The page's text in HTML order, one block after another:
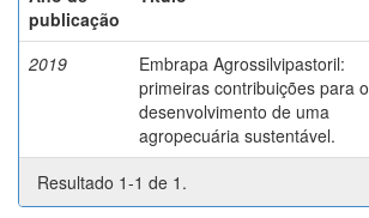
publicação
2019
Embrapa Agrossilvipastoril:
primeiras contribuições para o
desenvolvimento de uma
agropecuária sustentável.
Resultado 1-1 de 1.